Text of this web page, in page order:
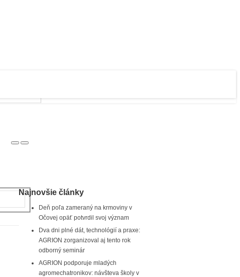
Najnovšie články
Deň poľa zameraný na krmoviny v
Očovej opäť potvrdil svoj význam
Dva dni plné dát, technológií a praxe:
AGRION zorganizoval aj tento rok
odborný seminár
AGRION podporuje mladých
agromechatronikov: návšteva školy v